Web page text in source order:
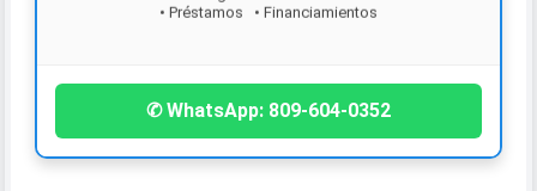
¡Contáctanos hoy!
✆ WhatsApp: 809-604-0352